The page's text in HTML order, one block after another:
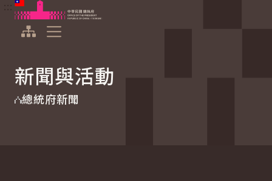
跳到主要內容
中華民國總統府
新聞與活動
總統府新聞